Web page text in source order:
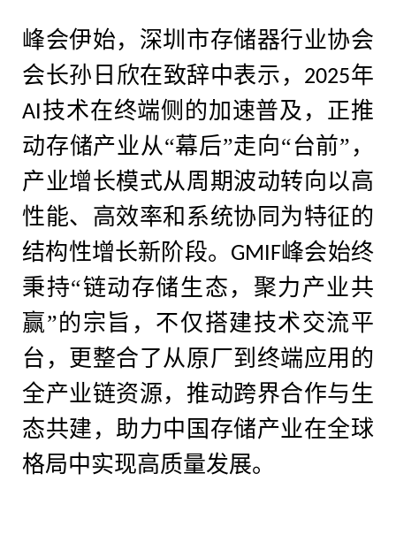
峰会伊始，深圳市存储器行业协会
会长孙 日 欣在致辞中表示， 2025年
AI技术在终端侧的加速普及，正推
动存储产业从“幕后”走向“台前”，
产业增长模式从周期波动转向以高
性能、高效率和系统协同为特征的
结构性增长新阶段。 GMIF峰会始终
秉持“链动存储生态，聚力产业共
赢”的宗旨，不仅搭建技术交流平
台，更整合了从原厂到终端应用的
全产业链资源，推动跨界合作与生
态共建，助力中国存储产业在全球
格局中实现高质量发展。